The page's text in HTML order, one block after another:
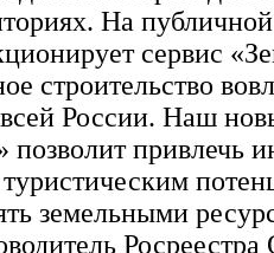
На
сервис
строительство
России. Наш
позволит привлечь
земельными
Росреестра